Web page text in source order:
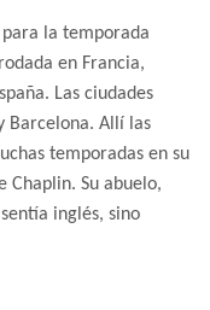
la temporada
en Francia,
Las ciudades
Barcelona. Allí las
temporadas en su
Chaplin. Su abuelo,
inglés, sino